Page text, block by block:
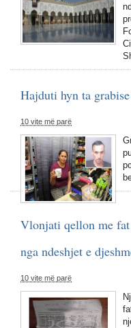
Hajduti hyn ta
10 vite më parë
Vlonjati qellon me fat
nga ndeshjet e
10 vite më parë